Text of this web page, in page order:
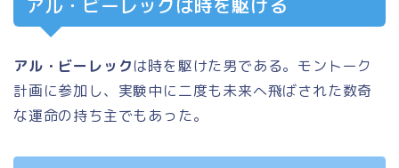
アル・ビーレックは時を駆ける
アル・ビーレックは時を駆けた男である。モントーク
計画に参加し、実験中に二度も未来へ飛ばされた数奇
な運命の持ち主でもあった。